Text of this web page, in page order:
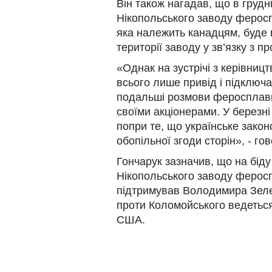
Він також нагадав, що в
Нікопольського заводу
яка належить канадцям, буде
території заводу у зв’язку з
«Однак на зустрічі з
всього лише привід і
подальші розмови
своїми акціонерами. У
попри те, що українське
обопільної згоди сторін», -
Гончарук зазначив, що на
Нікопольського заводу
підтримував Володимира
проти Коломойського
США.